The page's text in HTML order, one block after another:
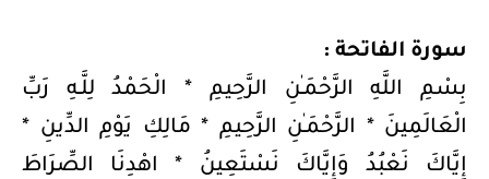
سورة الفاتحة :
بِسْمِ اللَّهِ الرَّحْمَـٰنِ الرَّحِيمِ * الْحَمْدُ لِلَّـهِ رَبِّ
الْعَالَمِينَ * الرَّحْمَـٰنِ الرَّحِيمِ * مَالِكِ يَوْمِ الدِّينِ *
إِيَّاكَ نَعْبُدُ وَإِيَّاكَ نَسْتَعِينُ * اهْدِنَا الصِّرَاطَ